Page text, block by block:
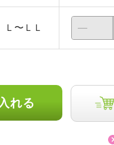
内海美千代
162cm
Ｌ〜ＬＬ
れる